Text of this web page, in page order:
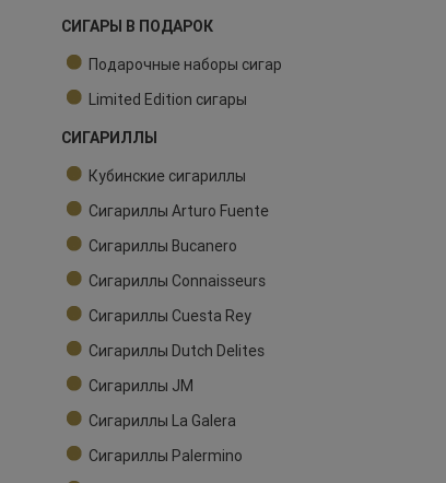
СИГАРЫ В ПОДАРОК
Подарочные наборы сигар
Limited Edition сигары
СИГАРИЛЛЫ
Кубинские сигариллы
Сигариллы Arturo Fuente
Сигариллы Bucanero
Сигариллы Connaisseurs
Сигариллы Cuesta Rey
Сигариллы Dutch Delites
Сигариллы JM
Сигариллы La Galera
Сигариллы Palermino